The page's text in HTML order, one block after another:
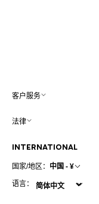
INTERNATIONAL
国家/地区： 中国 - ¥
语言：
客户服务
法律